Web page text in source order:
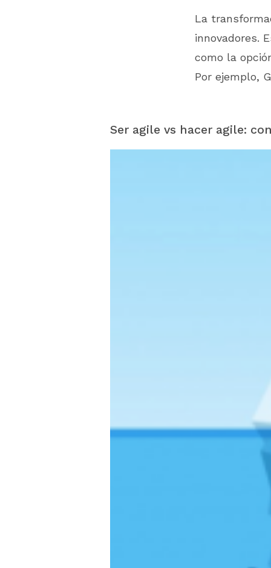
La
innovadores.
como la
Por ejemplo,
Ser agile vs hacer agile: